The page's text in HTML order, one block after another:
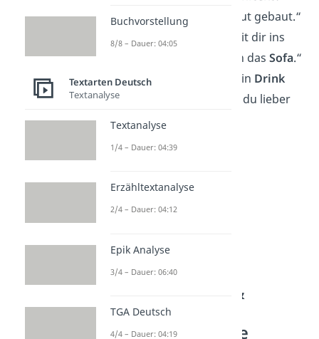
Denn du bist echt gut gebaut.“
„Ich will gar nicht mit dir ins
Bett. Mir reicht auch das Sofa.“
„Kann ich dich auf ein Drink
einladen oder willst du lieber
das Geld?“
101 schlechte &
dumme
Anmachsprüche
Buchvorstellung
8/8 – Dauer: 04:05
Textarten Deutsch
Textanalyse
Textanalyse
1/4 – Dauer: 04:39
Erzähltextanalyse
2/4 – Dauer: 04:12
Epik Analyse
3/4 – Dauer: 06:40
TGA Deutsch
4/4 – Dauer: 04:19